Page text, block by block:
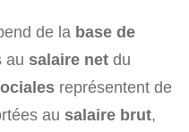
de la base de
au salaire net du
représentent de
au salaire brut,